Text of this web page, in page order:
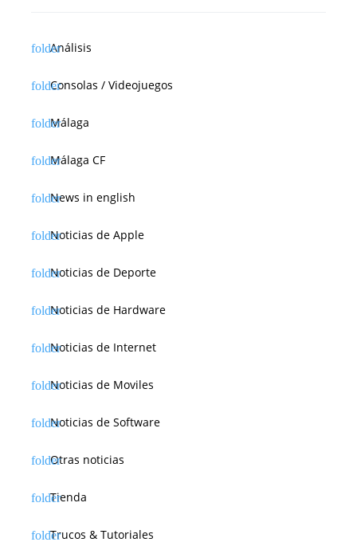
Análisis
Consolas / Videojuegos
Málaga
Málaga CF
News in english
Noticias de Apple
Noticias de Deporte
Noticias de Hardware
Noticias de Internet
Noticias de Moviles
Noticias de Software
Otras noticias
Tienda
Trucos & Tutoriales